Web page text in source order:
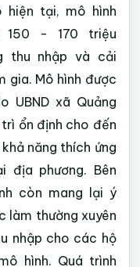
tại, mô hình
150 - 170 triệu
thu nhập và cải
gia. Mô hình được
UBND xã Quảng
ổn định cho đến
năng thích ứng
địa phương. Bên
còn mang lại ý
làm thường xuyên
nhập cho các hộ
hình. Quá trình